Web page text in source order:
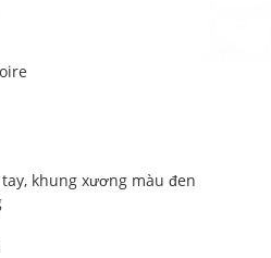
khung xương màu đen